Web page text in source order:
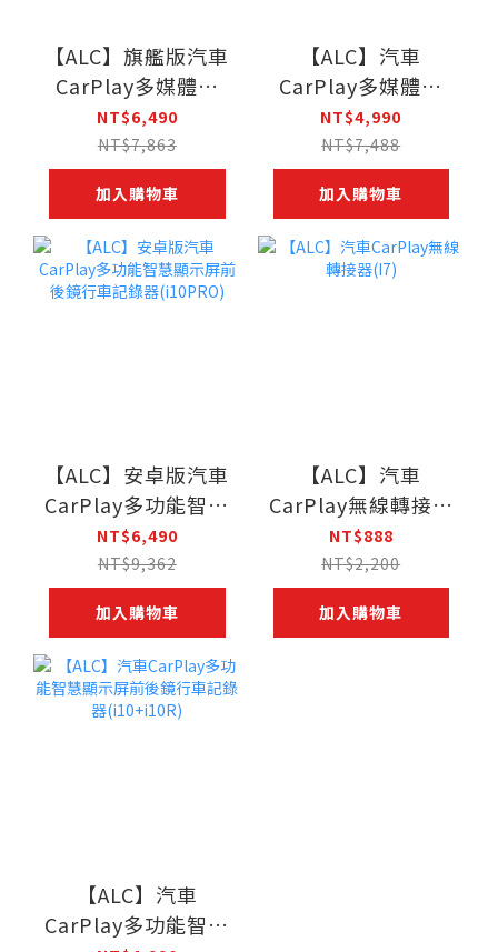
【ALC】旗艦版汽車
CarPlay多媒體盒
(I9)
NT$6,490
NT$7,863
加入購物車
【ALC】汽車
CarPlay多媒體盒
(I8)
NT$4,990
NT$7,488
加入購物車
【ALC】安卓版汽車
CarPlay多功能智慧
顯示屏前後鏡行車
記錄器(i10PRO)
NT$6,490
NT$9,362
加入購物車
【ALC】汽車
CarPlay無線轉接器
(I7)
NT$888
NT$2,200
加入購物車
【ALC】汽車
CarPlay多功能智慧